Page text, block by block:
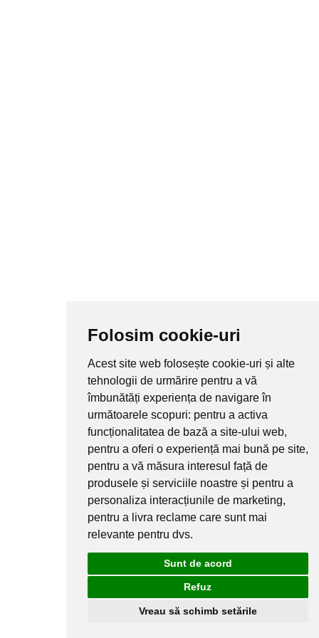
Folosim cookie-uri
Acest site web folosește cookie-uri și alte
tehnologii de urmărire pentru a vă
îmbunătăți experiența de navigare în
următoarele scopuri: pentru a activa
funcționalitatea de bază a site-ului web,
pentru a oferi o experiență mai bună pe site,
pentru a vă măsura interesul față de
produsele și serviciile noastre și pentru a
personaliza interacțiunile de marketing,
pentru a livra reclame care sunt mai
relevante pentru dvs.
Sunt de acord
Refuz
Vreau să schimb setările